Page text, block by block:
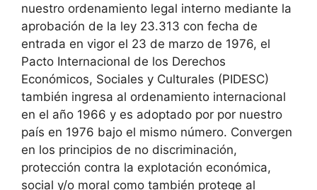
nuestro ordenamiento legal interno mediante la
aprobación de la ley 23.313 con fecha de
entrada en vigor el 23 de marzo de 1976, el
Pacto Internacional de los Derechos
Económicos, Sociales y Culturales (PIDESC)
también ingresa al ordenamiento internacional
en el año 1966 y es adoptado por por nuestro
país en 1976 bajo el mismo número. Convergen
en los principios de no discriminación,
protección contra la explotación económica,
social y/o moral como también protege al